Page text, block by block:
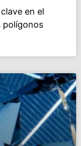
en el
polígonos